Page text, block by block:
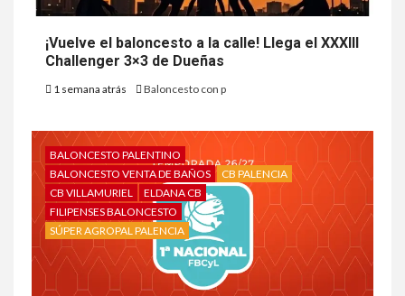
¡Vuelve el baloncesto a la calle! Llega el XXXIII
Challenger 3×3 de Dueñas
1 semana atrás Baloncesto con p
BALONCESTO PALENTINO
BALONCESTO VENTA DE BAÑOS
CB PALENCIA
CB VILLAMURIEL
ELDANA CB
FILIPENSES BALONCESTO
SÚPER AGROPAL PALENCIA